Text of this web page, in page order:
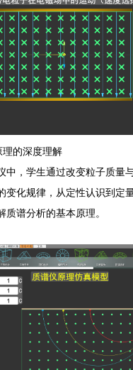
理的深度理解
中，学生通过改变粒子质量
变化规律，从定性认识到定
质谱分析的基本原理。